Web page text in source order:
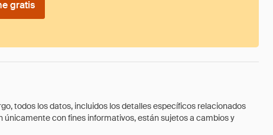
gratis
todos los datos, incluidos los detalles específicos relacionados
con fines informativos, están sujetos a cambios y